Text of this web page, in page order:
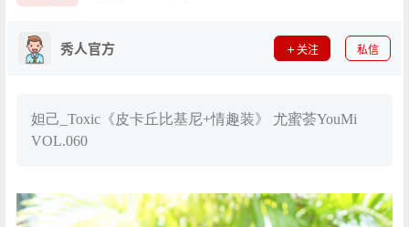
秀人官方 关注 私信
妲己_Toxic《皮卡丘比基尼+情趣装》 尤蜜荟YouMi
VOL.060